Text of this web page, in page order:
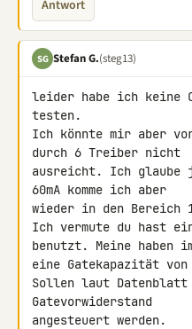
Antwort
SG Stefan G.(steg13)
leider habe ich keine
testen.
Ich könnte mir aber
durch 6 Treiber nicht
ausreicht. Ich glaube
60mA komme ich aber
wieder in den
Ich vermute du hast
benutzt. Meine haben
eine Gatekapazität von
Sollen laut Datenblatt
Gatevorwiderstand
angesteuert werden.